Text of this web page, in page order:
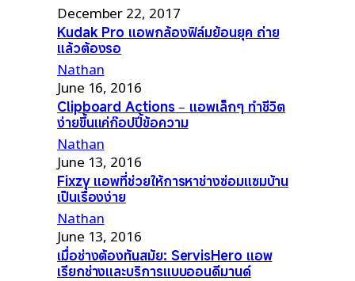
December 22, 2017
Kudak Pro แอพกล้องฟิล์มย้อนยุค ถ่าย
แล้วต้องรอ
Nathan
June 16, 2016
Clipboard Actions – แอพเล็กๆ ทำชีวิต
ง่ายขึ้นแค่ก๊อปปี้ข้อความ
Nathan
June 13, 2016
Fixzy แอพที่ช่วยให้การหาช่างซ่อมแซมบ้าน
เป็นเรื่องง่าย
Nathan
June 13, 2016
เมื่อช่างต้องทันสมัย: ServisHero แอพ
เรียกช่างและบริการแบบออนดีมานด์